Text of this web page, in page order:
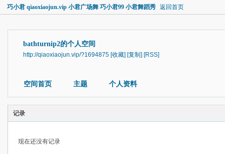
巧小君 qiaoxiaojun.vip 小君广场舞 巧小君99 小君舞蹈秀 返回首页
bathturnip2的个人空间
http://qiaoxiaojun.vip/?1694875 [收藏] [复制] [RSS]
空间首页 主题 个人资料
记录
现在还没有记录